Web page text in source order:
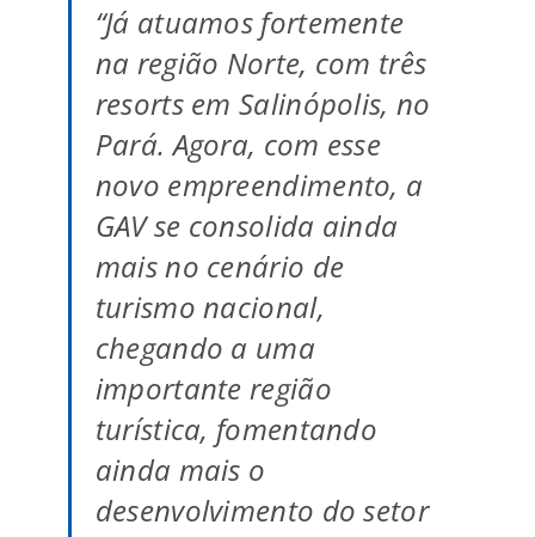
“Já atuamos fortemente
na região Norte, com três
resorts em Salinópolis, no
Pará. Agora, com esse
novo empreendimento, a
GAV se consolida ainda
mais no cenário de
turismo nacional,
chegando a uma
importante região
turística, fomentando
ainda mais o
desenvolvimento do setor